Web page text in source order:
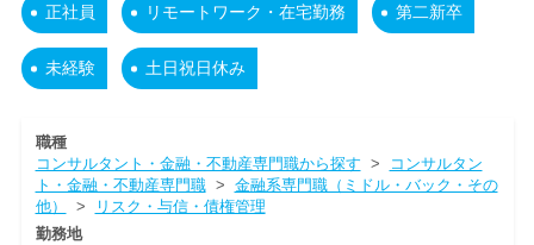
正社員 リモートワーク・在宅勤務 第二新卒
未経験 土日祝日休み
職種
コンサルタント・金融・不動産専門職から探す >
コンサルタン
ト・金融・不動産専門職> 金融系専門職（ミドル・バック・その
他）
>
リスク・与信・債権管理
勤務地